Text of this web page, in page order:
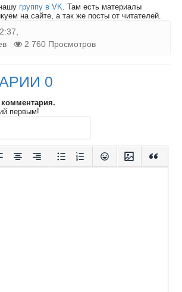
группу в VK. Там есть материалы
на сайте, а так же посты от читателей.
2 760 Просмотров
0
комментария.
первым!